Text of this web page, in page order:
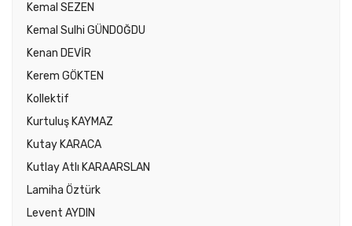
Kemal SEZEN
Kemal Sulhi GÜNDOĞDU
Kenan DEVİR
Kerem GÖKTEN
Kollektif
Kurtuluş KAYMAZ
Kutay KARACA
Kutlay Atlı KARAARSLAN
Lamiha Öztürk
Levent AYDIN